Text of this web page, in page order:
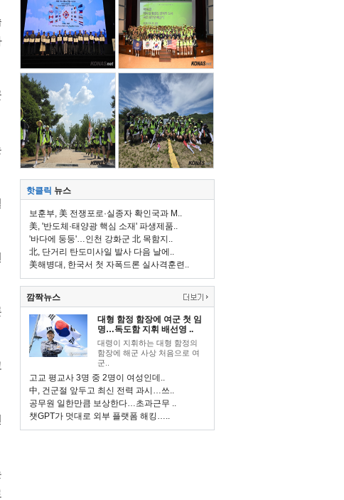
핫클릭 뉴스
보훈부, 美 전쟁포로·실종자 확인국과 M..
美, '반도체·태양광 핵심 소재' 파생제품..
'바다에 둥둥'…인천 강화군 北 목함지..
北, 단거리 탄도미사일 발사 다음 날에..
美해병대, 한국서 첫 자폭드론 실사격훈련..
깜짝뉴스
대형 함정 함장에 여군 첫 임
명…독도함 지휘 배선영 ..
대령이 지휘하는 대형 함정의
함장에 해군 사상 처음으로 여
군..
고교 평교사 3명 중 2명이 여성인데..
中, 건군절 앞두고 최신 전력 과시…쓰..
공무원 일한만큼 보상한다…초과근무 ..
챗GPT가 멋대로 외부 플랫폼 해킹…..